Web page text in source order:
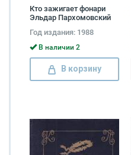
Кто зажигает фонари
Эльдар Пархомовский
Год издания: 1988
В наличии 2
В корзину